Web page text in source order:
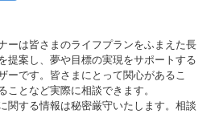
ーは皆さまのライフプランをふまえた長
提案し、夢や目標の実現をサポートする
ーです。皆さまにとって関心があるこ
ことなど実際に相談できます。
関する情報は秘密厳守いたします。相談